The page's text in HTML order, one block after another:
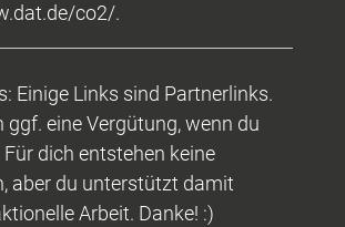
co2/.
Einige Links sind Partnerlinks.
ggf. eine Vergütung, wenn du
dich entstehen keine
aber du unterstützt damit
Arbeit. Danke! :)